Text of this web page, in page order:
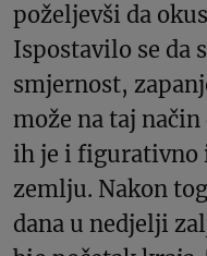
poželjevši da
Ispostavilo se da
smjernost,
može na taj način
ih je i figurativno
zemlju. Nakon
dana u nedjelji